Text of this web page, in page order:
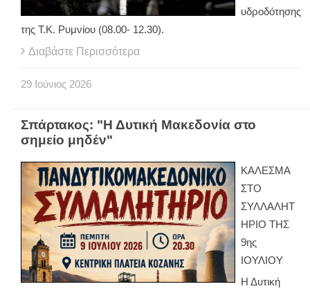
υδροδότησης
της Τ.Κ. Ρυμνίου (08.00- 12.30).
Διαβάστε Περισσότερα
29 Ιούνιος 2026
Σπάρτακος: "Η Δυτική Μακεδονία στο
σημείο μηδέν"
ΚΑΛΕΣΜΑ
ΣΤΟ
ΣΥΛΛΑΛΗΤ
ΗΡΙΟ ΤΗΣ
9ης
ΙΟΥΛΙΟΥ
Η Δυτική